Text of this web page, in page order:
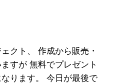
クト、 作成から販売・
すが 無料でプレゼント
ります。 今日が最後で